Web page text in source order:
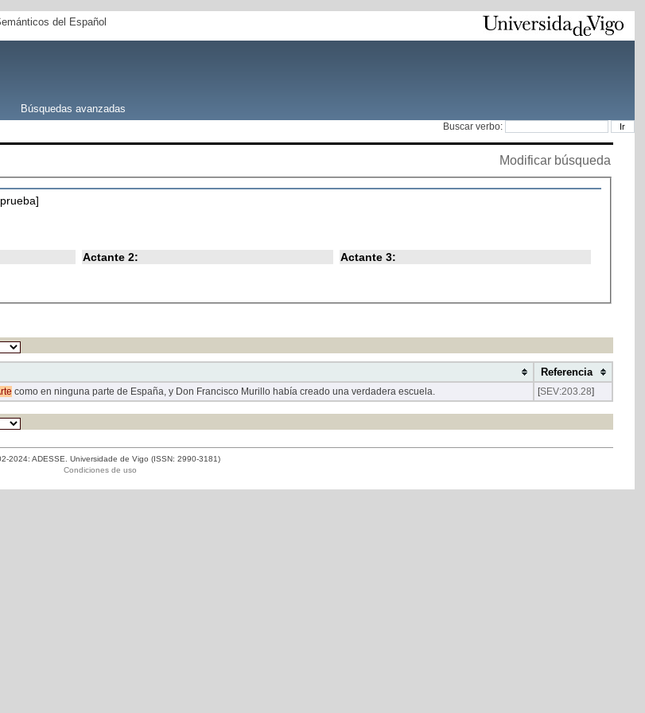
del Español
Búsquedas avanzadas
Buscar verbo:
Modificar búsqueda
Actante 2: Actante 3:
Referencia
como en ninguna parte de España, y Don Francisco Murillo había creado una verdadera escuela. [SEV:203.28]
2024: ADESSE. Universidade de Vigo (ISSN: 2990-3181)
Condiciones de uso